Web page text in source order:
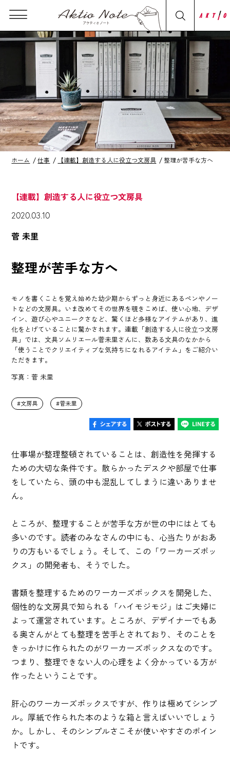
ホーム 仕事 【連載】創造する人に役立つ文房具 整理が苦手な方へ
【連載】創造する人に役立つ文房具
2020.03.10
菅 未里
整理が苦手な方へ
モノを書くことを覚え始めた幼少期からずっと身近にあるペンやノー
トなどの文房具。いま改めてその世界を覗きこめば、使い心地、デザ
イン、遊び心やユニークさなど、驚くほど多様なアイテムがあり、進
化をとげていることに驚かされます。連載「創造する人に役立つ文房
具」では、文具ソムリエール菅未里さんに、数ある文具のなかから
「使うことでクリエイティブな気持ちになれるアイテム」をご紹介い
ただきます。
写真：菅 未里
文房具 菅未里
仕事場が整理整頓されていることは、創造性を発揮する
ための大切な条件です。散らかったデスクや部屋で仕事
をしていたら、頭の中も混乱してしまうに違いありませ
ん。
ところが、整理することが苦手な方が世の中にはとても
多いのです。読者のみなさんの中にも、心当たりがおあ
りの方もいるでしょう。そして、この「ワーカーズボッ
クス」の開発者も、そうでした。
書類を整理するためのワーカーズボックスを開発した、
個性的な文房具で知られる「ハイモジモジ」はご夫婦に
よって運営されています。ところが、デザイナーでもあ
る奥さんがとても整理を苦手とされており、そのことを
きっかけに作られたのがワーカーズボックスなのです。
つまり、整理できない人の心理をよく分かっている方が
作ったということです。
肝心のワーカーズボックスですが、作りは極めてシンプ
ル。厚紙で作られた本のような箱と言えばいいでしょう
か。しかし、そのシンプルさこそが使いやすさのポイン
トです。